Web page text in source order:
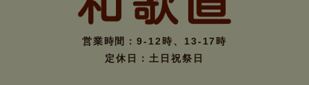
営業時間：9-12時、13-17時
定休日：土日祝祭日